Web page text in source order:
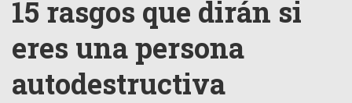
15 rasgos que dirán si
eres una persona
autodestructiva